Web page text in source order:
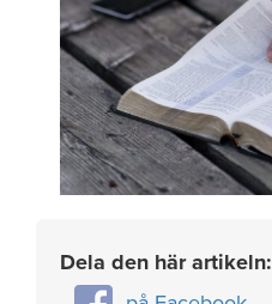
Dela den här artikeln: